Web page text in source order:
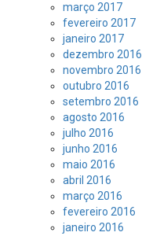
março 2017
fevereiro 2017
janeiro 2017
dezembro 2016
novembro 2016
outubro 2016
setembro 2016
agosto 2016
julho 2016
junho 2016
maio 2016
abril 2016
março 2016
fevereiro 2016
janeiro 2016